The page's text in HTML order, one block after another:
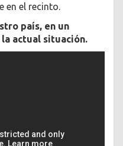
en el recinto.
país, en un
actual situación.